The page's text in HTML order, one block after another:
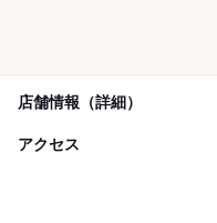
店舗情報（詳細）
アクセス